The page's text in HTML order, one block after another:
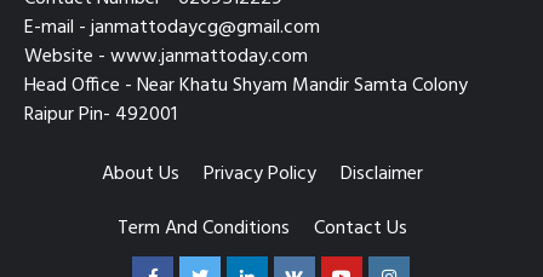
E-mail - janmattodaycg@gmail.com
Website - www.janmattoday.com
Head Office - Near Khatu Shyam Mandir Samta Colony
Raipur Pin- 492001
About Us
Privacy Policy
Disclaimer
Term And Conditions
Contact Us